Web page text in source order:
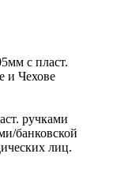
с пласт.
и Чехове
ручками
банковской
лиц.